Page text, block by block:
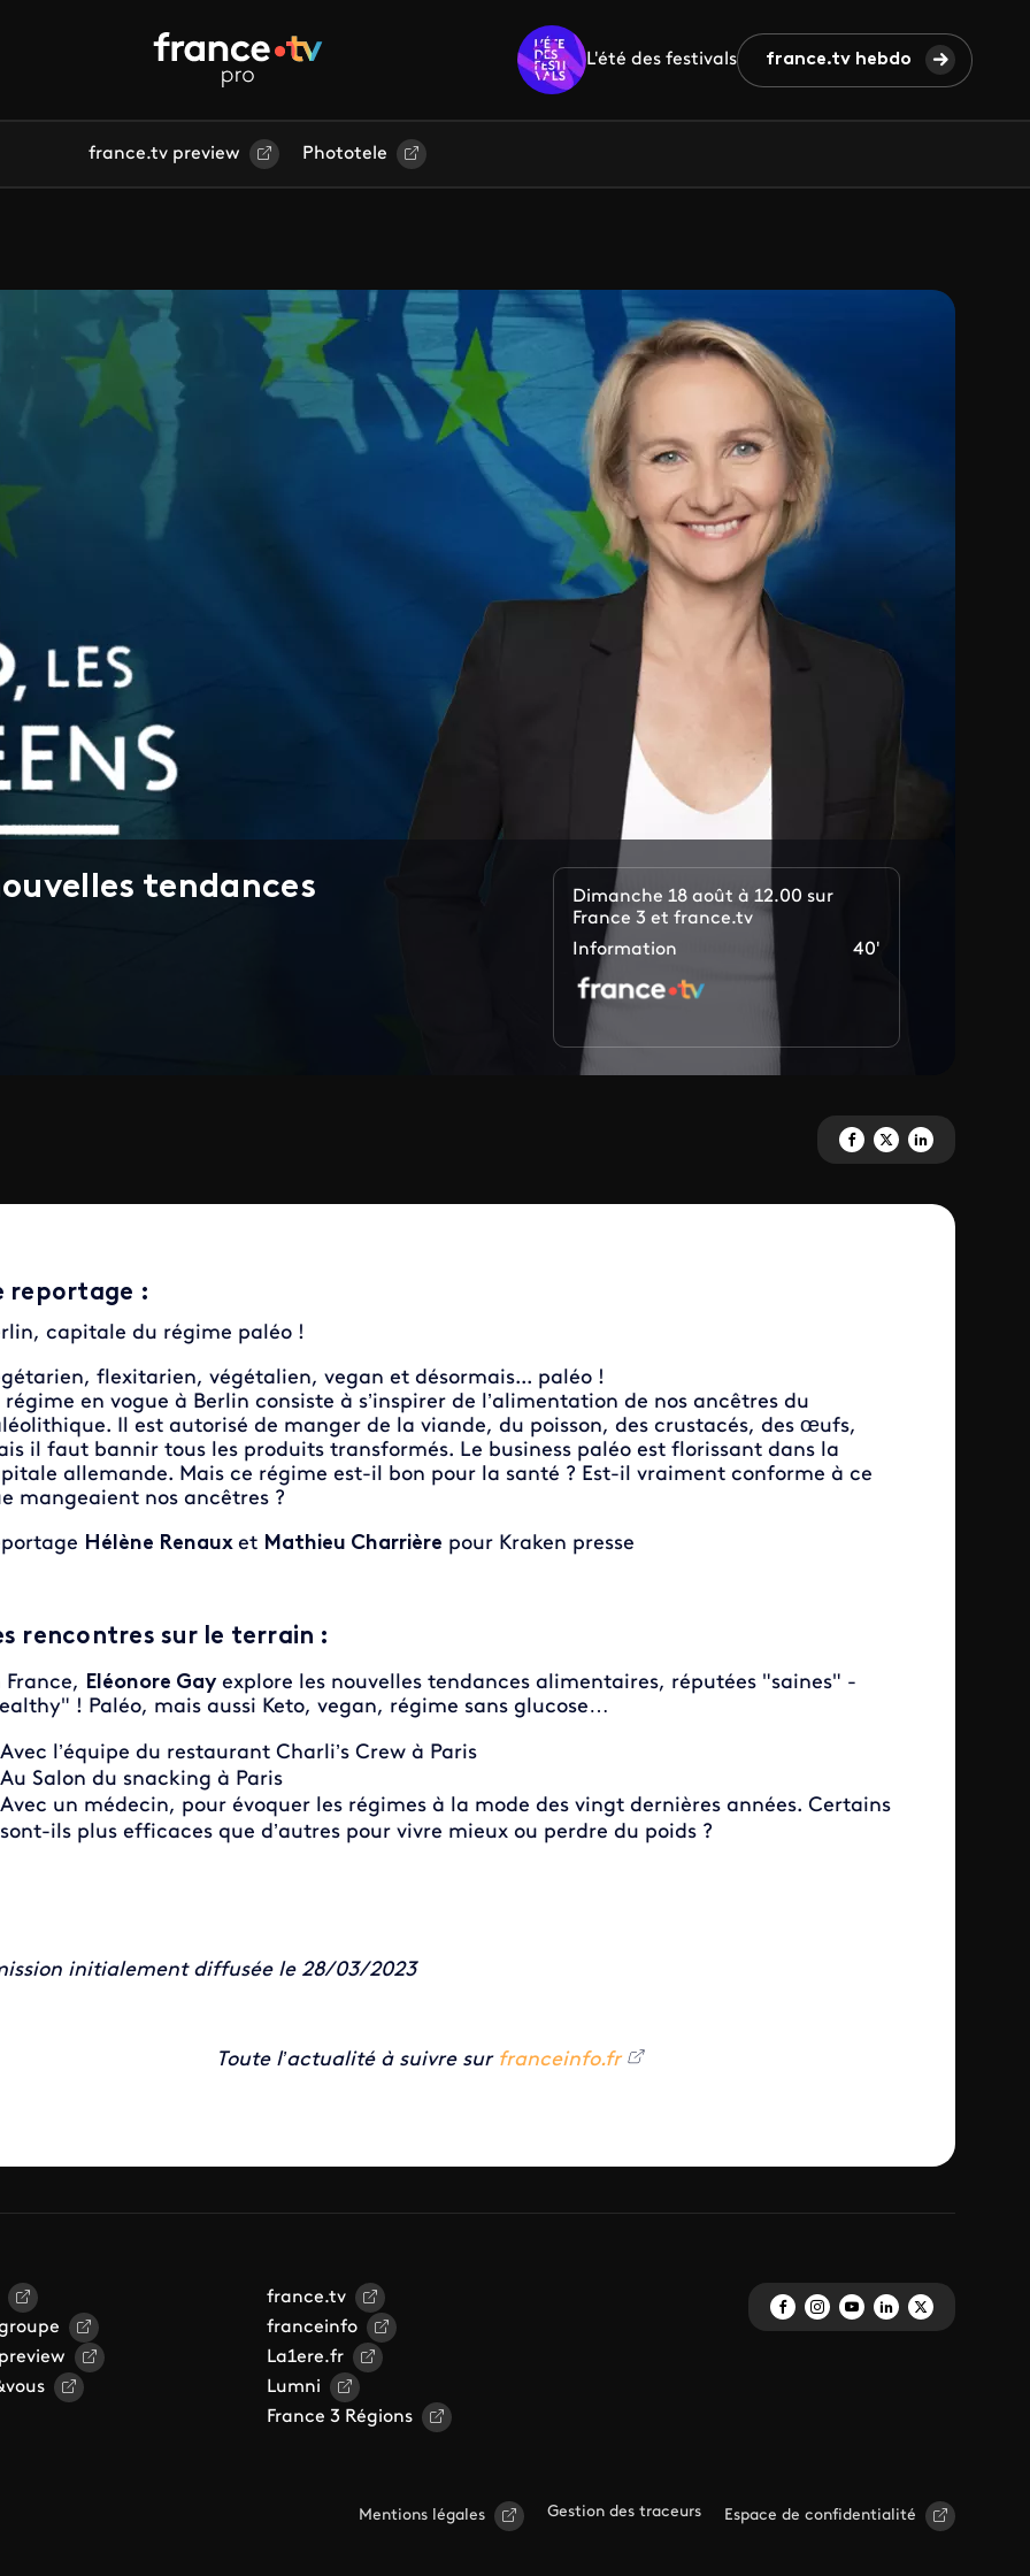
L'été des festivals france.tv hebdo
france.tv preview Phototele
tendances
Dimanche 18 août à 12.00 sur
France 3 et france.tv
Information
40'
Partagez 'Saveurs, régimes :
Partagez 'Saveurs,
Partagez 'Saveurs,
reportage :
capitale du régime paléo !
flexitarien, végétalien, vegan et désormais... paléo !
régime en vogue à Berlin consiste à s’inspirer de l’alimentation de nos ancêtres du
Il est autorisé de manger de la viande, du poisson, des crustacés, des œufs,
il faut bannir tous les produits transformés. Le business paléo est florissant dans la
allemande. Mais ce régime est-il bon pour la santé ? Est-il vraiment conforme à ce
mangeaient nos ancêtres ?
Hélène Renaux et Mathieu Charrière pour Kraken presse
rencontres sur le terrain :
France, Eléonore Gayexplore les nouvelles tendances alimentaires, réputées "saines" -
! Paléo, mais aussi Keto, vegan, régime sans glucose…
Avec l’équipe du restaurant Charli’s Crew à Paris
Au Salon du snacking à Paris
Avec un médecin, pour évoquer les régimes à la mode des vingt dernières années. Certains
sont-ils plus efficaces que d’autres pour vivre mieux ou perdre du poids ?
initialement diffusée le 28/03/2023
Toute l’actualité à suivre sur franceinfo.fr
france.tv
franceinfo
La1ere.fr
Lumni
France 3 Régions
Mentions légales Gestion des traceurs Espace de confidentialité